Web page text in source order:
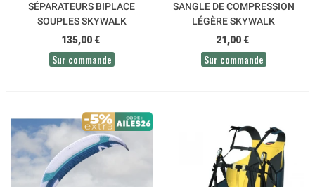
SÉPARATEURS BIPLACE
SOUPLES SKYWALK
135,00 €
Sur commande
SANGLE DE COMPRESSION
LÉGÈRE SKYWALK
21,00 €
Sur commande